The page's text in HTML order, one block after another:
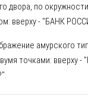
двора, по
вверху - "БАНК
амурского
точками: вверху